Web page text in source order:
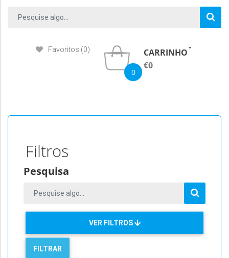
Favoritos (0)
0
CARRINHO
€0
Filtros
Pesquisa
VER FILTROS